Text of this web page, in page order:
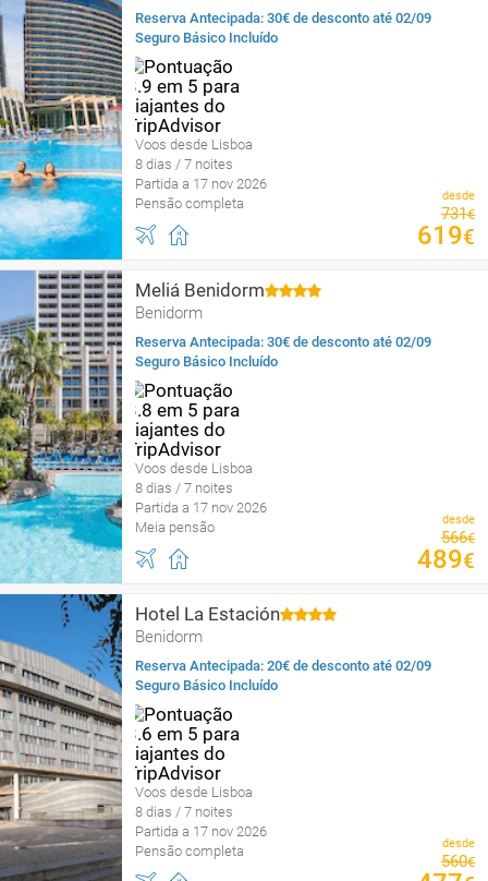
Reserva Antecipada: 30€ de desconto até 02/09
Seguro Básico Incluído
Voos desde Lisboa
8 dias / 7 noites
Partida a 17 nov 2026
Pensão completa
desde
731€
619€
Meliá Benidorm
Benidorm
Reserva Antecipada: 30€ de desconto até 02/09
Seguro Básico Incluído
Voos desde Lisboa
8 dias / 7 noites
Partida a 17 nov 2026
Meia pensão
desde
566€
489€
Hotel La Estación
Benidorm
Reserva Antecipada: 20€ de desconto até 02/09
Seguro Básico Incluído
Voos desde Lisboa
8 dias / 7 noites
Partida a 17 nov 2026
Pensão completa
desde
560€